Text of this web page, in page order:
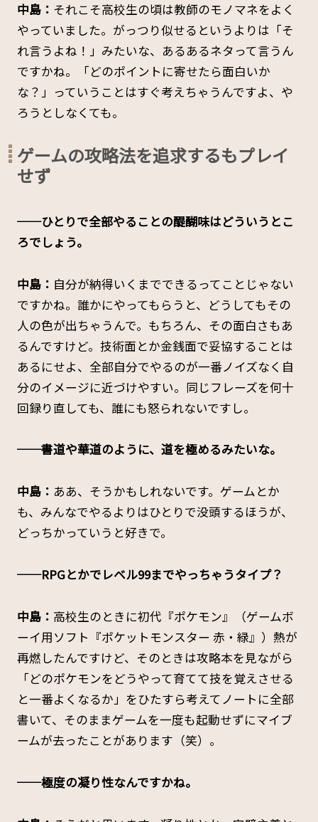
中島： それこそ高校生の頃は教師のモノマネをよく
やっていました。がっつり似せるというよりは「そ
れ言うよね！」みたいな、あるあるネタって言うん
ですかね。「どのポイントに寄せたら面白いか
な？」っていうことはすぐ考えちゃうんですよ、や
ろうとしなくても。
ゲームの攻略法を追求するもプレイ
せず
──ひとりで全部やることの醍醐味はどういうとこ
ろでしょう。
中島： 自分が納得いくまでできるってことじゃない
ですかね。誰かにやってもらうと、どうしてもその
人の色が出ちゃうんで。もちろん、その面白さもあ
るんですけど。技術面とか金銭面で妥協することは
あるにせよ、全部自分でやるのが一番ノイズなく自
分のイメージに近づけやすい。同じフレーズを何十
回録り直しても、誰にも怒られないですし。
──書道や華道のように、道を極めるみたいな。
中島： ああ、そうかもしれないです。ゲームとか
も、みんなでやるよりはひとりで没頭するほうが、
どっちかっていうと好きで。
──RPGとかでレベル99までやっちゃうタイプ？
中島： 高校生のときに初代『ポケモン』（ゲームボ
ーイ用ソフト『ポケットモンスター 赤・緑』）熱が
再燃したんですけど、そのときは攻略本を見ながら
「どのポケモンをどうやって育てて技を覚えさせる
と一番よくなるか」をひたすら考えてノートに全部
書いて、そのままゲームを一度も起動せずにマイブ
ームが去ったことがあります（笑）。
──極度の凝り性なんですかね。